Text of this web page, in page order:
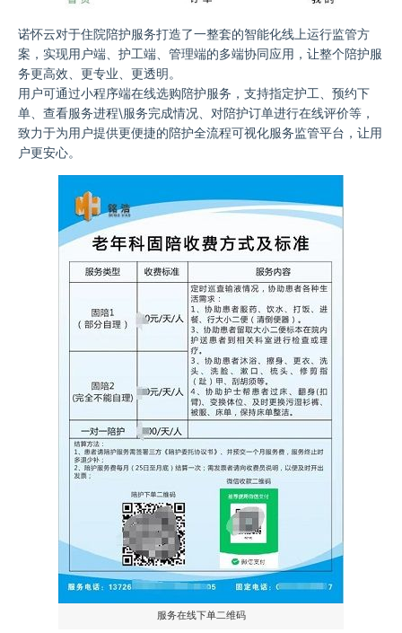
诺怀云对于住院陪护服务打造了一整套的智能化线上运行监管方
案，实现用户端、护工端、管理端的多端协同应用，让整个陪护服
务更高效、更专业、更透明。
用户可通过小程序端在线选购陪护服务，支持指定护工、预约下
单、查看服务进程\服务完成情况、对陪护订单进行在线评价等，
致力于为用户提供更便捷的陪护全流程可视化服务监管平台，让用
户更安心。
服务在线下单二维码